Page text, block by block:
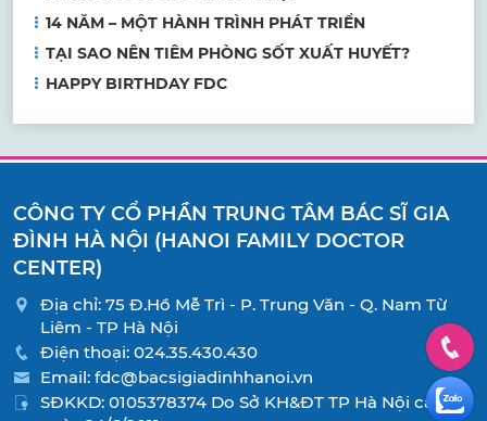
14 NĂM – MỘT HÀNH TRÌNH PHÁT TRIỂN
TẠI SAO NÊN TIÊM PHÒNG SỐT XUẤT HUYẾT?
HAPPY BIRTHDAY FDC
CÔNG TY CỔ PHẦN TRUNG TÂM BÁC SĨ GIA
ĐÌNH HÀ NỘI (HANOI FAMILY DOCTOR
CENTER)
Địa chỉ: 75 Đ.Hồ Mễ Trì - P. Trung Văn - Q. Nam Từ
Liêm - TP Hà Nội
Điện thoại: 024.35.430.430
Email: fdc@bacsigiadinhhanoi.vn
SĐKKD: 0105378374 Do Sở KH&ĐT TP Hà Nội cấp